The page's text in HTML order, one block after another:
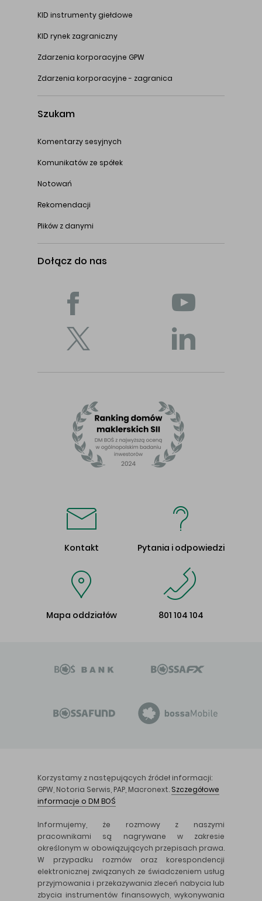
KID instrumenty giełdowe
KID rynek zagraniczny
Zdarzenia korporacyjne GPW
Zdarzenia korporacyjne - zagranica
Szukam
Komentarzy sesyjnych
Komunikatów ze spółek
Notowań
Rekomendacji
Plików z danymi
Dołącz do nas
Kontakt Pytania i odpowiedzi
Mapa oddziałów 801 104 104
Korzystamy z następujących źródeł informacji:
GPW, Notoria Serwis, PAP, Macronext. Szczegółowe
informacje o DM BOŚ
Informujemy, że rozmowy z naszymi
pracownikami są nagrywane w zakresie
określonym w obowiązujących przepisach prawa.
W przypadku rozmów oraz korespondencji
elektronicznej związanych ze świadczeniem usług
przyjmowania i przekazywania zleceń nabycia lub
zbycia instrumentów finansowych, wykonywania